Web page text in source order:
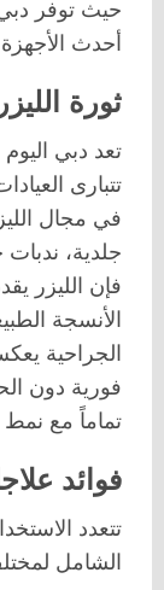
حيث توفر دبي
أحدث الأجهزة
ثورة
تعد دبي
تتبارى
في مجال
جلدية،
فإن الليزر
الأنسجة
الجراحية
فورية دون
تماماً مع نمط
فوائد
تتعدد
الشامل